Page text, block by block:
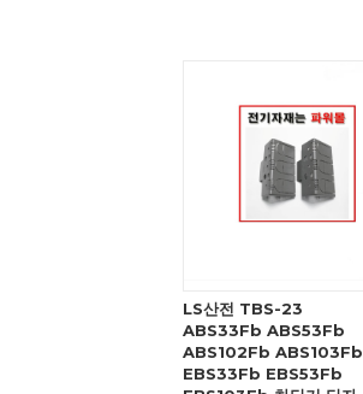
LS산전 TBS-23
ABS33Fb ABS53Fb
ABS102Fb ABS103Fb
EBS33Fb EBS53Fb